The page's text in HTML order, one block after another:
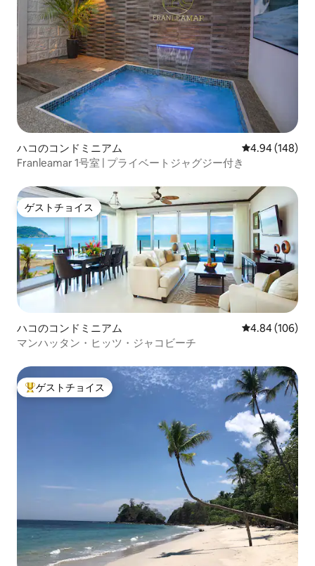
ハコのコンドミニアム レビュー148
4.94 (148)
Franleamar 1号室 | プライベートジャグジー付き
ゲストチョイス
ゲストチョイス
ハコのコンドミニアム レビュー106
4.84 (106)
マンハッタン・ヒッツ・ジャコビーチ
大好評のゲストチョイスです。
ゲストチョイス